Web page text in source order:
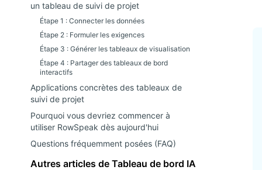
un tableau de suivi de projet
Étape 1 : Connecter les données
Étape 2 : Formuler les exigences
Étape 3 : Générer les tableaux de visualisation
Étape 4 : Partager des tableaux de bord
interactifs
Applications concrètes des tableaux de
suivi de projet
Pourquoi vous devriez commencer à
utiliser RowSpeak dès aujourd'hui
Questions fréquemment posées (FAQ)
Autres articles de Tableau de bord IA